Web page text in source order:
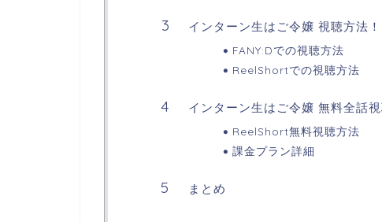
インターン生はご令嬢 視聴方法！
FANY:Dでの視聴方法
ReelShortでの視聴方法
インターン生はご令嬢 無料全話
ReelShort無料視聴方法
課金プラン詳細
まとめ